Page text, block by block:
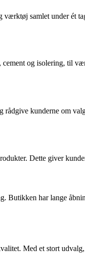
samlet under ét
og isolering, til
kunderne om
Dette giver
har lange
Med et stort